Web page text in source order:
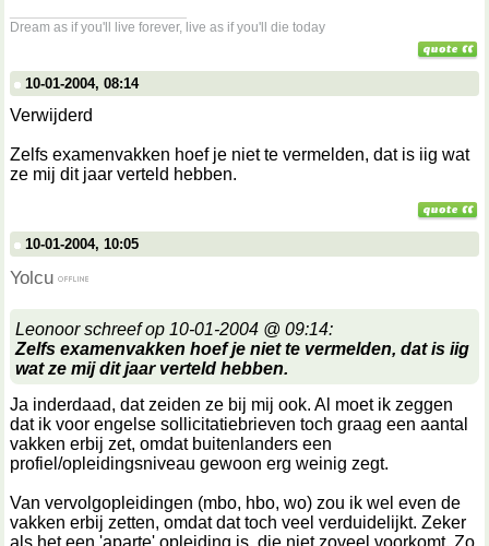
Dream as if you'll live forever, live as if you'll die today
10-01-2004, 08:14
Verwijderd
Zelfs examenvakken hoef je niet te vermelden, dat is iig wat
ze mij dit jaar verteld hebben.
10-01-2004, 10:05
Yolcu
Leonoor schreef op 10-01-2004 @ 09:14:
Zelfs examenvakken hoef je niet te vermelden, dat is iig
wat ze mij dit jaar verteld hebben.
Ja inderdaad, dat zeiden ze bij mij ook. Al moet ik zeggen
dat ik voor engelse sollicitatiebrieven toch graag een aantal
vakken erbij zet, omdat buitenlanders een
profiel/opleidingsniveau gewoon erg weinig zegt.
Van vervolgopleidingen (mbo, hbo, wo) zou ik wel even de
vakken erbij zetten, omdat dat toch veel verduidelijkt. Zeker
als het een 'aparte' opleiding is, die niet zoveel voorkomt. Zo